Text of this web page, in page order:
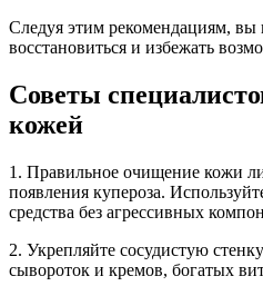
Следуя этим рекомендациям, вы
восстановиться и избежать
Советы
кожей
1. Правильное очищение кожи
появления купероза.
средства без агрессивных
2. Укрепляйте сосудистую
сывороток и кремов, богатых